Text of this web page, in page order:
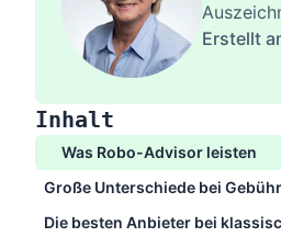
Erstellt
Inhalt
Was Robo-Advisor leisten
Große Unterschiede bei
Die besten Anbieter bei